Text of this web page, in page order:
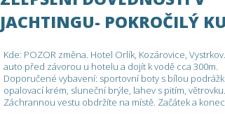
JACHTINGU- POKROČILÝ
Kde: POZOR změna. Hotel Orlík, Kozárovice,
auto před závorou u hotelu a dojít k vodě cca 300m.
Doporučené vybavení: sportovní boty s bílou
opalovací krém, sluneční brýle, lahev s pitím, větrovku.
Záchrannou vestu obdržíte na místě. Začátek a